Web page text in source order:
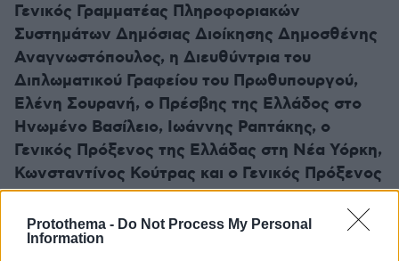
Protothema - Do Not Process My Personal
Information
Γενικός Γραμματέας Πληροφοριακών
Συστημάτων Δημόσιας Διοίκησης Δημοσθένης
Αναγνωστόπουλος, η Διευθύντρια του
Διπλωματικού Γραφείου του Πρωθυπουργού,
Ελένη Σουρανή, ο Πρέσβης της Ελλάδος στο
Ηνωμένο Βασίλειο, Ιωάννης Ραπτάκης, ο
Γενικός Πρόξενος της Ελλάδας στη Νέα Υόρκη,
Κωνσταντίνος Κούτρας και ο Γενικός Πρόξενος
της Ελλάδας στο Τορόντο, Βίκτωρ
Μαλιγκούδης.